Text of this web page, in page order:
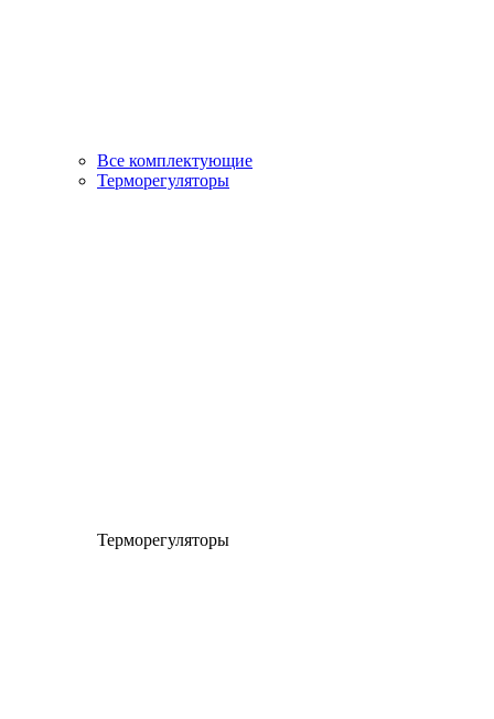
Все комплектующие
Терморегуляторы
Терморегуляторы